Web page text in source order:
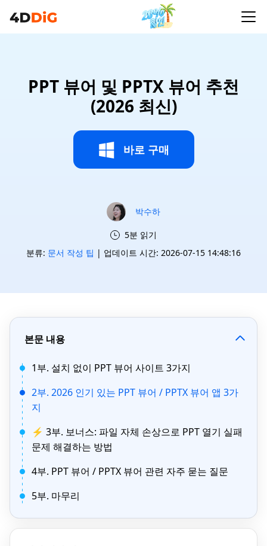
PPT 뷰어 및 PPTX 뷰어 추천
(2026 최신)
바로 구매
박수하
5분 읽기
분류: 문서 작성 팁 | 업데이트 시간: 2026-07-15 14:48:16
본문 내용
1부. 설치 없이 PPT 뷰어 사이트 3가지
2부. 2026 인기 있는 PPT 뷰어 / PPTX 뷰어 앱 3가
지
⚡ 3부. 보너스: 파일 자체 손상으로 PPT 열기 실패
문제 해결하는 방법
4부. PPT 뷰어 / PPTX 뷰어 관련 자주 묻는 질문
5부. 마무리